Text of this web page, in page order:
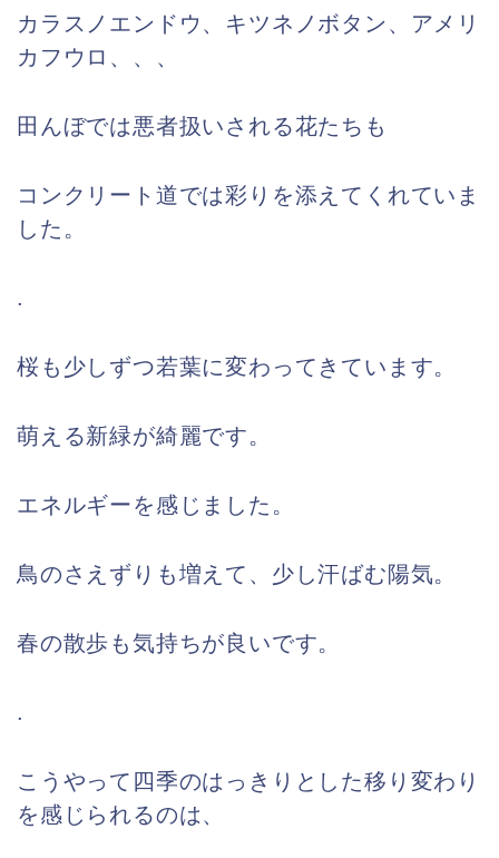
カラスノエンドウ、キツネノボタン、アメリ
カフウロ、、、
田んぼでは悪者扱いされる花たちも
コンクリート道では彩りを添えてくれていま
した。
.
桜も少しずつ若葉に変わってきています。
萌える新緑が綺麗です。
エネルギーを感じました。
鳥のさえずりも増えて、少し汗ばむ陽気。
春の散歩も気持ちが良いです。
.
こうやって四季のはっきりとした移り変わり
を感じられるのは、